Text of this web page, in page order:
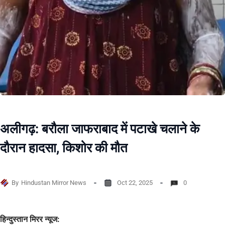
अलीगढ़: बरौला जाफराबाद में पटाखे चलाने के
दौरान हादसा, किशोर की मौत
By Hindustan Mirror News Oct 22, 2025 0
हिन्दुस्तान मिरर न्यूज: